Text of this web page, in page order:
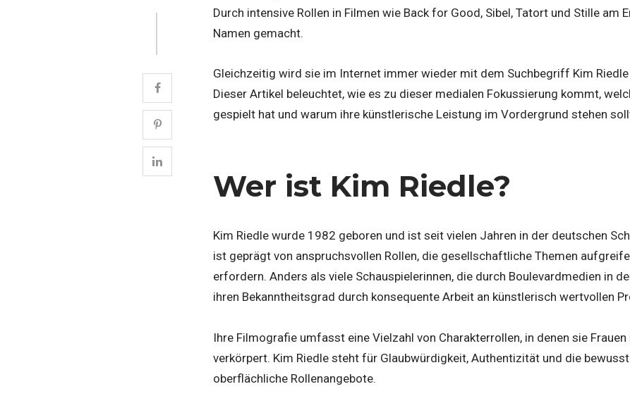
Durch intensive Rollen in Filmen wie Back for Good, Sibel, Tatort und Stille am
Namen gemacht.
Gleichzeitig wird sie im Internet immer wieder mit dem Suchbegriff Kim
Dieser Artikel beleuchtet, wie es zu dieser medialen Fokussierung kommt,
gespielt hat und warum ihre künstlerische Leistung im Vordergrund stehen
Wer ist Kim Riedle?
Kim Riedle wurde 1982 geboren und ist seit vielen Jahren in der deutschen
ist geprägt von anspruchsvollen Rollen, die gesellschaftliche Themen
erfordern. Anders als viele Schauspielerinnen, die durch Boulevardmedien in
ihren Bekanntheitsgrad durch konsequente Arbeit an künstlerisch wertvollen
Ihre Filmografie umfasst eine Vielzahl von Charakterrollen, in denen sie
verkörpert. Kim Riedle steht für Glaubwürdigkeit, Authentizität und die
oberflächliche Rollenangebote.